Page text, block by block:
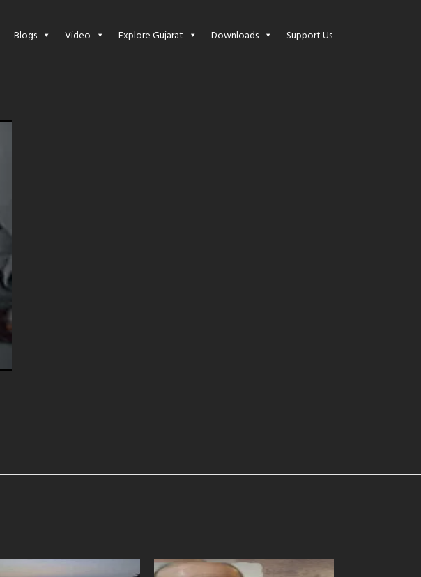
Blogs Video Explore Gujarat Downloads Support Us